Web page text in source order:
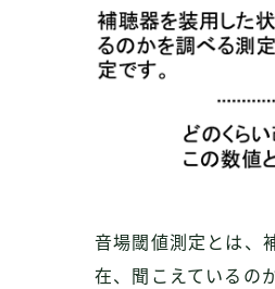
音場閾値測定とは、
在、聞こえているの